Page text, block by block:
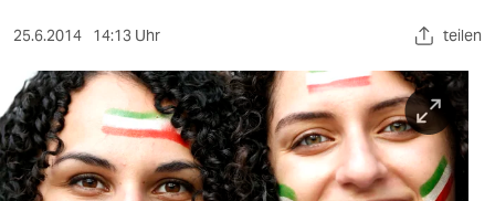
kultur
sport
berlin
nord
25.6.2014 14:13 Uhr teilen